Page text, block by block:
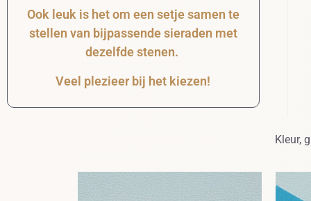
Ook leuk is het om een setje samen te
stellen van bijpassende sieraden met
dezelfde stenen.
Veel plezieer bij het kiezen!
Kleur,